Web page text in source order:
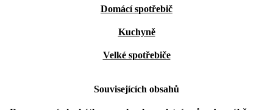
Domácí spotřebič
Kuchyně
Velké spotřebiče
Souvisejících obsahů